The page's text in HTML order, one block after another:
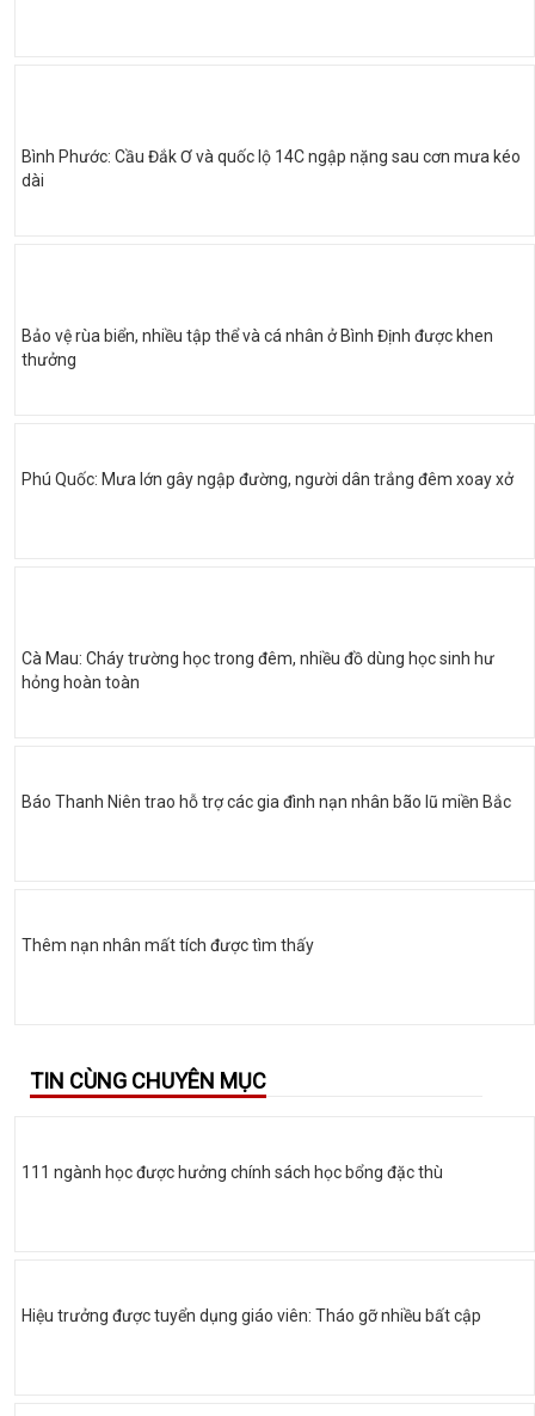
Bình Phước: Cầu Đắk Ơ và quốc lộ 14C ngập nặng sau cơn mưa kéo
dài
Bảo vệ rùa biển, nhiều tập thể và cá nhân ở Bình Định được khen
thưởng
Phú Quốc: Mưa lớn gây ngập đường, người dân trắng đêm xoay xở
Cà Mau: Cháy trường học trong đêm, nhiều đồ dùng học sinh hư
hỏng hoàn toàn
Báo Thanh Niên trao hỗ trợ các gia đình nạn nhân bão lũ miền Bắc
Thêm nạn nhân mất tích được tìm thấy
TIN CÙNG CHUYÊN MỤC
111 ngành học được hưởng chính sách học bổng đặc thù
Hiệu trưởng được tuyển dụng giáo viên: Tháo gỡ nhiều bất cập